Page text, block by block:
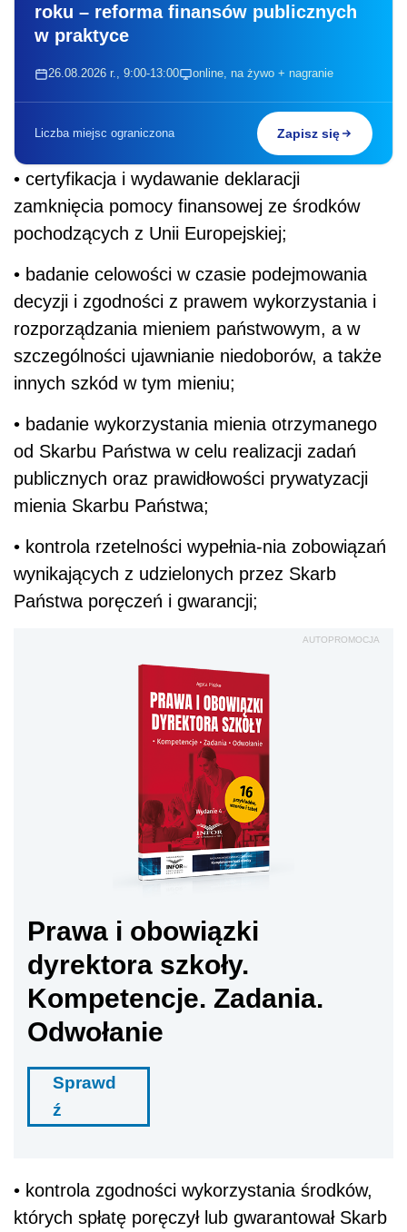
roku – reforma finansów publicznych
w praktyce
26.08.2026 r., 9:00-13:00 online, na żywo + nagranie
Liczba miejsc ograniczona Zapisz się
• certyfikacja i wydawanie deklaracji
zamknięcia pomocy finansowej ze środków
pochodzących z Unii Europejskiej;
• badanie celowości w czasie podejmowania
decyzji i zgodności z prawem wykorzystania i
rozporządzania mieniem państwowym, a w
szczególności ujawnianie niedoborów, a także
innych szkód w tym mieniu;
• badanie wykorzystania mienia otrzymanego
od Skarbu Państwa w celu realizacji zadań
publicznych oraz prawidłowości prywatyzacji
mienia Skarbu Państwa;
• kontrola rzetelności wypełnia-nia zobowiązań
wynikających z udzielonych przez Skarb
Państwa poręczeń i gwarancji;
AUTOPROMOCJA
Prawa i obowiązki
dyrektora szkoły.
Kompetencje. Zadania.
Odwołanie
Sprawd
ź
• kontrola zgodności wykorzystania środków,
których spłatę poręczył lub gwarantował Skarb